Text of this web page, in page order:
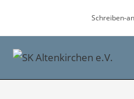
springen
Schreiben-